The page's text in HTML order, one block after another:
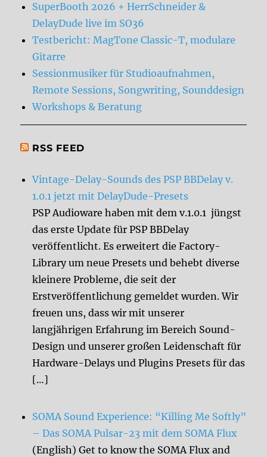
SuperBooth 2026 + HerrSchneider &
DelayDude live im SO36
Testbericht: MagTone Classic-T, modulare
Gitarre
Sessionmusiker für Studioaufnahmen,
Remote Sessions, Songwriting, Sounddesign
Workshops & Beratung
RSS FEED
Vintage-Delay-Sounds des PSP BBDelay v.
1.0.1 jetzt mit DelayDude-Presets
PSP Audioware haben mit dem v.1.0.1 jüngst
das erste Update für PSP BBDelay
veröffentlicht. Es erweitert die Factory-
Library um neue Presets und behebt diverse
kleinere Probleme, die seit der
Erstveröffentlichung gemeldet wurden. Wir
freuen uns, dass wir mit unserer
langjährigen Erfahrung im Bereich Sound-
Design und unserer großen Leidenschaft für
Hardware-Delays und Plugins Presets für das
[…]
SOMA Sound Experience: “Killing Me Softly”
– Das SOMA Pulsar-23 mit dem SOMA Flux
(English) Get to know the SOMA Flux and